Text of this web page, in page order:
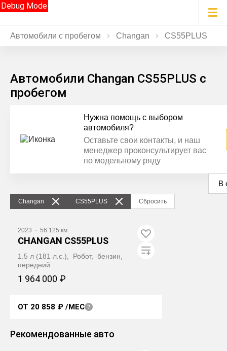
Debug Mode
Автомобили с пробегом Changan CS55PLUS
Автомобили Changan CS55PLUS с
пробегом
Нужна помощь с выбором
автомобиля?
Оставьте свои контакты, и наш
менеджер проконсультирует вас
по модельному ряду
Changan CS55PLUS Сбросить
В
2023 · 56 125 км
CHANGAN CS55PLUS
1.5 л (181 л.с.), Робот, бензин,
передний
1 964 000 ₽
ОТ 20 858 ₽ /МЕС
Рекомендованные авто